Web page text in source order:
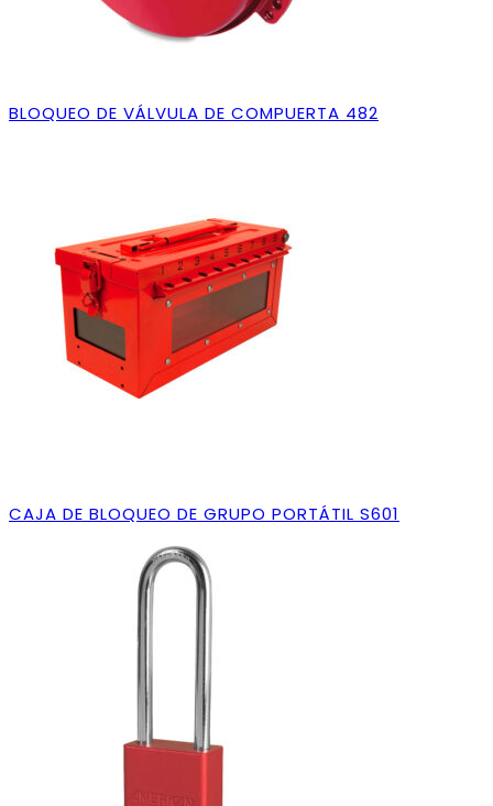
BLOQUEO DE VÁLVULA DE COMPUERTA 482
CAJA DE BLOQUEO DE GRUPO PORTÁTIL S601